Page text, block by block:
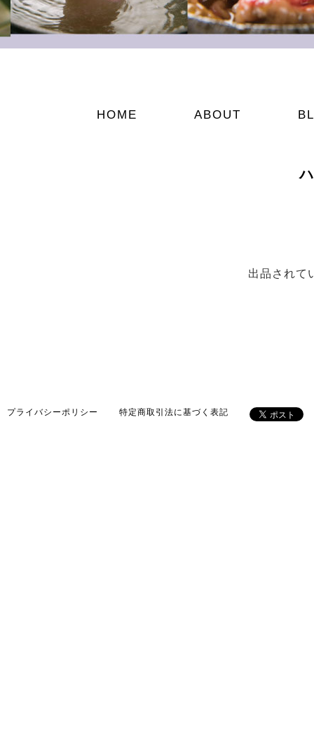
HOME ABOUT
出品されて
プライバシーポリシー 特定商取引法に基づく表記